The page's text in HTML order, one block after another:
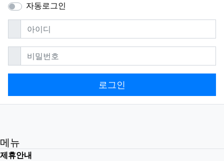
자동로그인
아이디필수
비밀번호필수
로그인
메뉴
제휴안내